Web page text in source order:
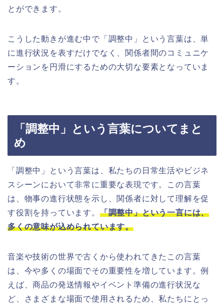
とができます。
こうした動きが進む中で「調整中」という言葉は、単
に進行状況を表すだけでなく、関係者間のコミュニケ
ーションを円滑にするための大切な要素となっていま
す。
「調整中」という言葉についてまと
め
「調整中」という言葉は、私たちの日常生活やビジネ
スシーンにおいて非常に重要な表現です。この言葉
は、物事の進行状態を示し、関係者に対して理解を促
す役割を持っています。 「調整中」という一言には、
多くの意味が込められています。
音楽や技術の世界で古くから使われてきたこの言葉
は、今や多くの場面でその重要性を増しています。例
えば、商品の発送情報やイベント準備の進行状況な
ど、さまざまな場面で使用されるため、私たちにとっ